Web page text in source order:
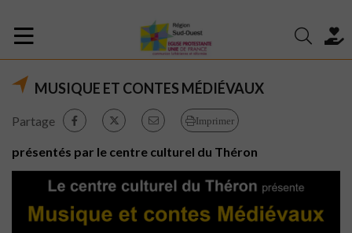
MUSIQUE ET CONTES MÉDIÉVAUX
Partage Imprimer
présentés par le centre culturel du Théron